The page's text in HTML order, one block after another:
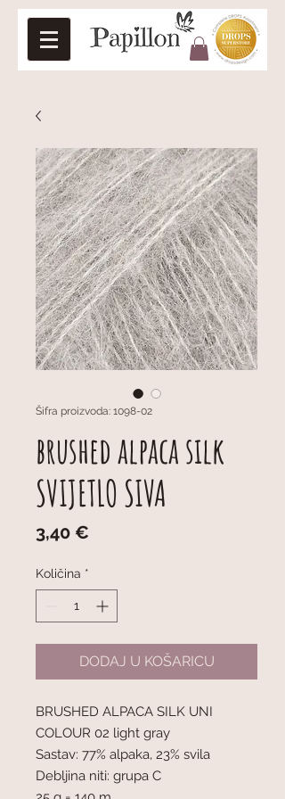
Šifra proizvoda: 1098-02
brushed alpaca silk
SVIJETLO SIVA
3,40 €
Količina *
DODAJ U KOŠARICU
BRUSHED ALPACA SILK UNI
COLOUR 02 light gray
Sastav: 77% alpaka, 23% svila
Debljina niti: grupa C